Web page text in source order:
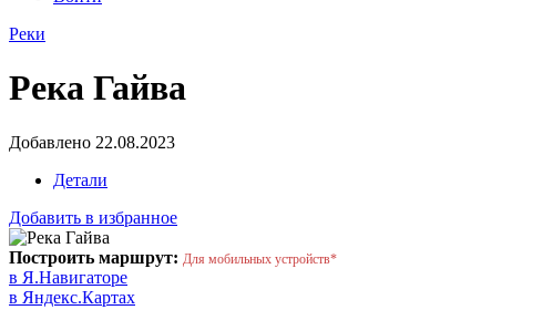
Реки
Река Гайва
Добавлено 22.08.2023
Детали
Добавить в избранное
Построить маршрут: Для мобильных устройств*
в Я.Навигаторе
в Яндекс.Картах